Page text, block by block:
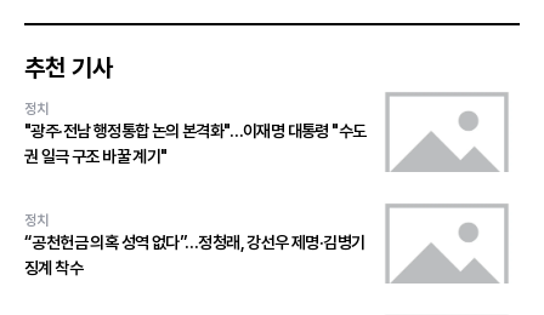
추천 기사
정치
"광주·전남 행정통합 논의 본격화"…이재명 대통령 "수도
권 일극 구조 바꿀 계기"
정치
“공천헌금 의혹 성역 없다”…정청래, 강선우 제명·김병기
징계 착수